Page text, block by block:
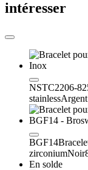
intéresser
NSTC2206-
stainlessArgent
BGF14
zirconiumNoir
En solde